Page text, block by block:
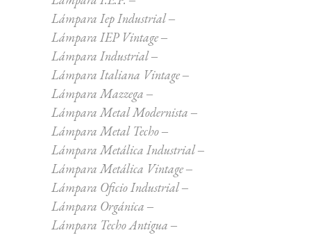
Lámpara Iep Industrial
Lámpara IEP Vintage
Lámpara Industrial
Lámpara Italiana Vintage
Lámpara Mazzega
Lámpara Metal Modernista
Lámpara Metal Techo
Lámpara Metálica Industrial
Lámpara Metálica Vintage
Lámpara Oficio Industrial
Lámpara Orgánica
Lámpara Techo Antigua